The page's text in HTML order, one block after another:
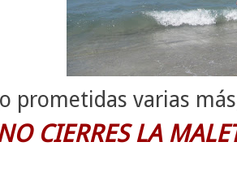
prometidas varias
CIERRES LA